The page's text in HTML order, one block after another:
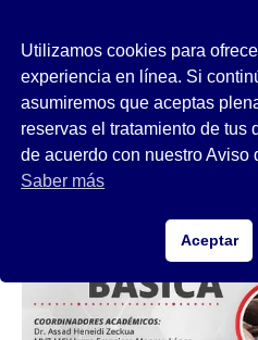
Utilizamos cookies para
experiencia en línea. Si
asumiremos que aceptas
reservas el tratamiento de tus
de acuerdo con nuestro Aviso
Saber más
Aceptar